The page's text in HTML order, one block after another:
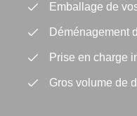
Emballage de
Déménagement
Prise en charge
Gros volume de